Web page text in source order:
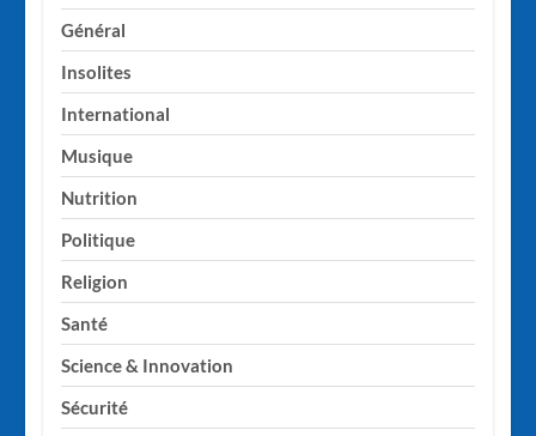
Général
Insolites
International
Musique
Nutrition
Politique
Religion
Santé
Science & Innovation
Sécurité